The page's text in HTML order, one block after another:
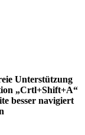
Unterstützung
„Crtl+Shift+A“
besser navigiert